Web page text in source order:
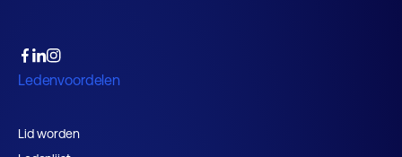
Ledenvoordelen
Lid worden